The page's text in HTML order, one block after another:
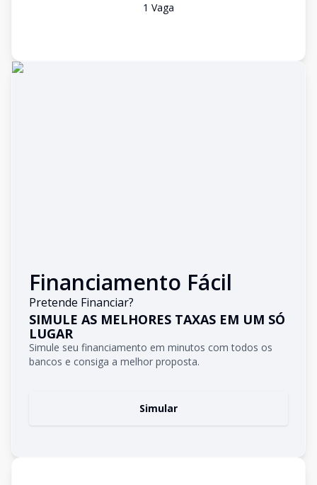
1 Vaga
Financiamento Fácil
Pretende Financiar?
SIMULE AS MELHORES TAXAS EM UM SÓ
LUGAR
Simule seu financiamento em minutos com todos os
bancos e consiga a melhor proposta.
Simular